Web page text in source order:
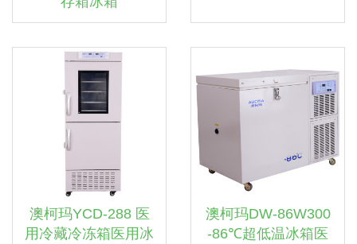
澳柯玛YCD-288 医
用冷藏冷冻箱医用冰
澳柯玛DW-86W300
-86℃超低温冰箱医